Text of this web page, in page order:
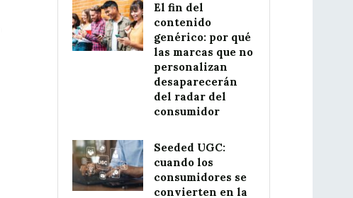
El fin del
contenido
genérico: por qué
las marcas que no
personalizan
desaparecerán
del radar del
consumidor
Seeded UGC:
cuando los
consumidores se
convierten en la